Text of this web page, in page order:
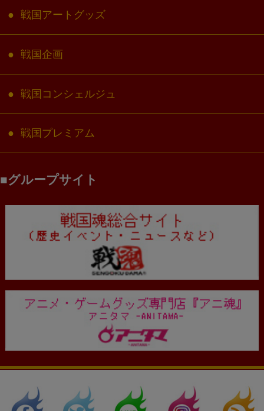
戦国アートグッズ
戦国企画
戦国コンシェルジュ
戦国プレミアム
グループサイト